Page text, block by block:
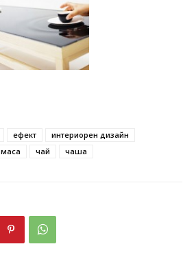
ефект
интериорен дизайн
маса чай чаша